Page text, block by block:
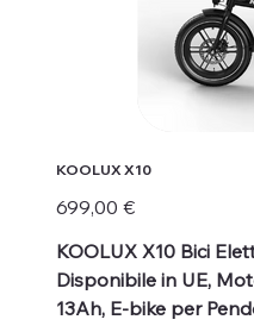
KOOLUX X10
Prezzo
699,00 €
KOOLUX X10 Bici
Disponibile in UE,
13Ah, E-bike per